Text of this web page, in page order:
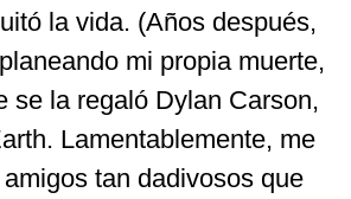
la vida. (Años después,
mi propia muerte,
se la regaló Dylan Carson,
Lamentablemente, me
tan dadivosos que